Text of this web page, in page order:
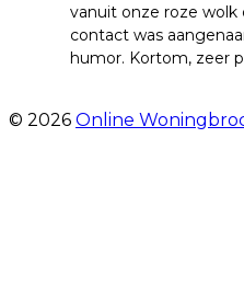
vanuit onze roze
contact was
humor. Kortom, zeer
© 2026 Online